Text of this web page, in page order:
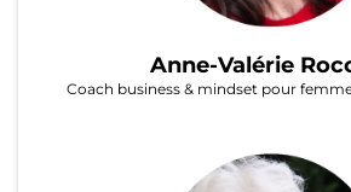
Anne-Valérie
Coach business & mindset pour